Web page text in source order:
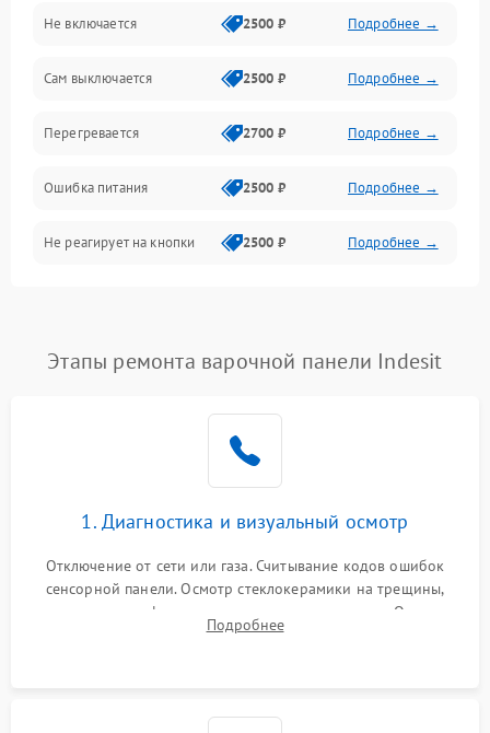
Не включается 2500 ₽ Подробнее →
Сам выключается 2500 ₽ Подробнее →
Перегревается 2700 ₽ Подробнее →
Ошибка питания 2500 ₽ Подробнее →
Не реагирует на кнопки 2500 ₽ Подробнее →
Этапы ремонта варочной панели Indesit
1. Диагностика и визуальный осмотр
Отключение от сети или газа. Считывание кодов ошибок
сенсорной панели. Осмотр стеклокерамики на трещины,
проверка конфорок на равномерность нагрева. Опрос
клиента о симптомах (не включается, не видит посуду,
Подробнее